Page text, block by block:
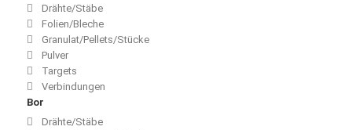
Drähte/Stäbe
Folien/Bleche
Granulat/Pellets/Stücke
Pulver
Targets
Verbindungen
Bor
Drähte/Stäbe